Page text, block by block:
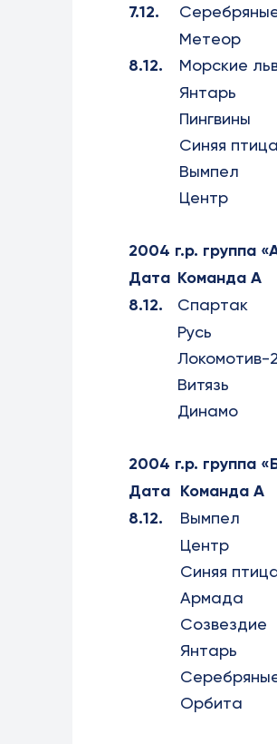
7.12.
Метеор
8.12. Морские
Янтарь
Пингвины
Синяя птица
Вымпел
Центр
2004 г.р. группа
Дата Команда А
8.12.
Спартак
Русь
Локомотив-
Витязь
Динамо
2004 г.р. группа
Дата Команда А
8.12.
Вымпел
Центр
Синяя
Армада
Созвездие
Янтарь
Орбита